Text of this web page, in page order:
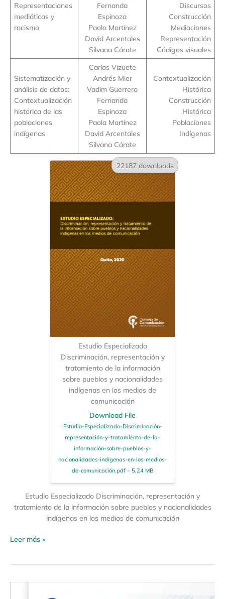
Representaciones
mediáticas y
racismo
Fernanda
Espinoza
Paola Martínez
David Arcentales
Silvana Cárate
Discursos
Construcción
Mediaciones
Representación
Códigos visuales
Sistematización y
análisis de datos:
Contextualización
histórica de las
poblaciones
indígenas
Carlos Vizuete
Andrés Mier
Vadim Guerrero
Fernanda
Espinoza
Paola Martínez
David Arcentales
Silvana Cárate
Contextualización
Histórica
Construcción
Histórica
Poblaciones
Indígenas
22187 downloads
Estudio Especializado
Discriminación, representación y
tratamiento de la información
sobre pueblos y nacionalidades
indígenas en los medios de
comunicación
Download File
Estudio-Especializado-Discriminación-
representación-y-tratamiento-de-la-
información-sobre-pueblos-y-
nacionalidades-indígenas-en-los-medios-
de-comunicación.pdf – 5,24 MB
Estudio Especializado Discriminación, representación y
tratamiento de la información sobre pueblos y nacionalidades
indígenas en los medios de comunicación
Leer más »